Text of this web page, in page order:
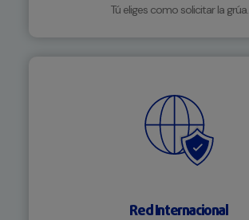
Tú eliges como solicitar la grúa.
Red Internacional